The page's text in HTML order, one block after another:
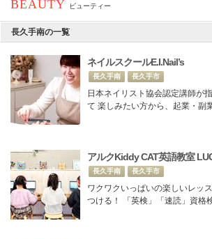
BEAUTY ビューティー
長久手南の一覧
ネイルスクールE.I.Nail’s
長久手南 長久手市
日本ネイリスト協会認定講師が
て 楽しみたい方から、起業・副
アルクKiddy CAT英語教室
長久手南 長久手市
ワクワクいっぱいの楽しいレッ
つける！ 「英検」「速読」資格